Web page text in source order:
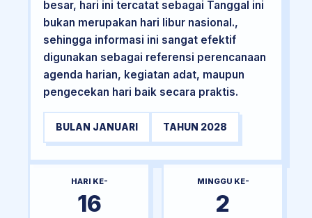
besar, hari ini tercatat sebagai Tanggal ini
bukan merupakan hari libur nasional.,
sehingga informasi ini sangat efektif
digunakan sebagai referensi perencanaan
agenda harian, kegiatan adat, maupun
pengecekan hari baik secara praktis.
BULAN JANUARI TAHUN 2028
HARI KE-
16
MINGGU KE-
2